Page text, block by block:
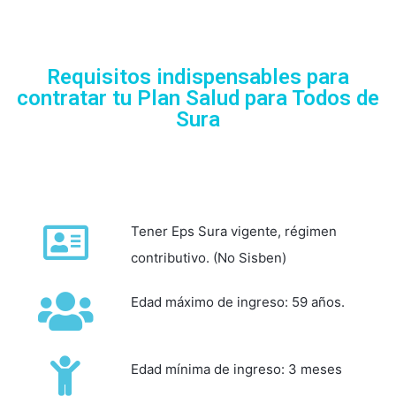
Requisitos indispensables para
contratar tu Plan Salud para Todos de
Sura
Tener Eps Sura vigente, régimen
contributivo. (No Sisben)
Edad máximo de ingreso: 59 años.
Edad mínima de ingreso: 3 meses